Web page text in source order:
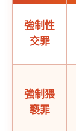
強制性
交罪
強制猥
褻罪